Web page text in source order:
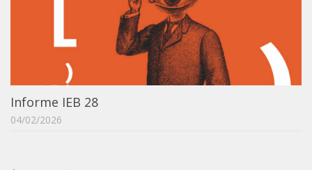
Últimas notícias
Acadêmico
Graduação
Informe IEB 28
04/02/2026